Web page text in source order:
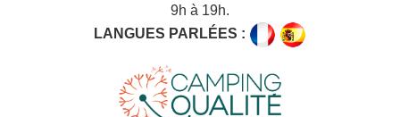
9h à 19h.
LANGUES PARLÉES :